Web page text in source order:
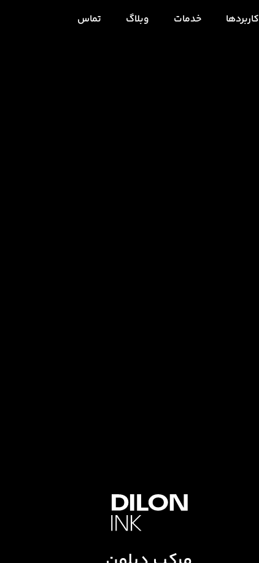
کاربردها خدمات وبلاگ تماس